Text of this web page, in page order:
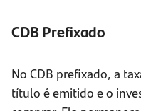
CDB Prefixado
No CDB prefixado, a
título é emitido e o